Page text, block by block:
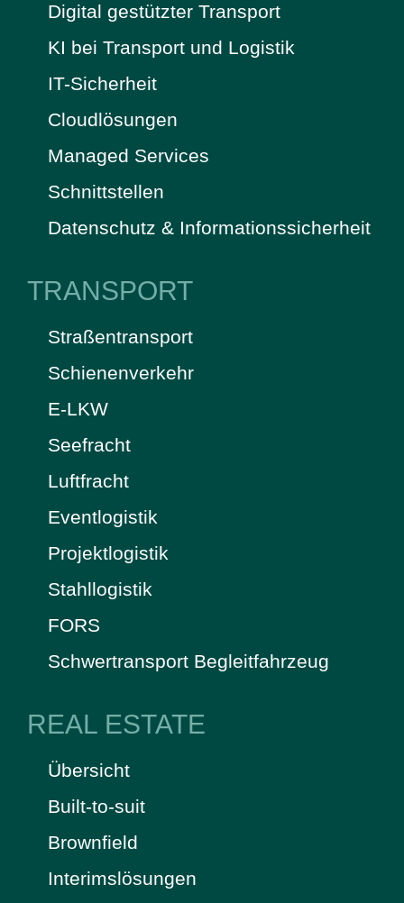
Digital gestützter Transport
KI bei Transport und Logistik
IT-Sicherheit
Cloudlösungen
Managed Services
Schnittstellen
Datenschutz & Informationssicherheit
TRANSPORT
Straßentransport
Schienenverkehr
E-LKW
Seefracht
Luftfracht
Eventlogistik
Projektlogistik
Stahllogistik
FORS
Schwertransport Begleitfahrzeug
REAL ESTATE
Übersicht
Built-to-suit
Brownfield
Interimslösungen